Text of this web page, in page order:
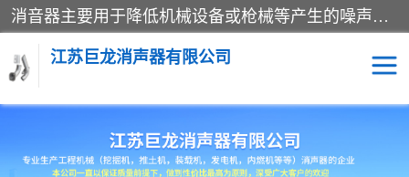
消音器主要用于降低机械设备或枪械等产生的噪声。它通过阻尼或增加排气面积来降低排气速度和功率，从而降低噪声。常见的消音器类型包括阻性消声器、抗性消声器、共振消声器以及阻抗复合式消声器等。这些消音器各有特点，适用于不同频率的噪声消除。
江苏巨龙消声器有限公司
消声器